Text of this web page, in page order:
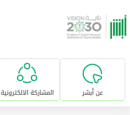
تخطى للإنتقال إلى المحتوى الرئيسي
عن أبشر المشاركة الالكترونية